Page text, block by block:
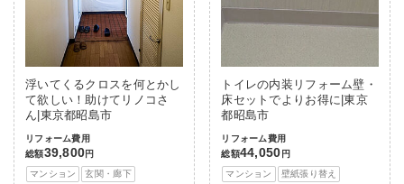
浮いてくるクロスを何とかし
て欲しい！助けてリノコさ
ん|東京都昭島市
リフォーム費用
総額39,800円
マンション
玄関・廊下
トイレの内装リフォーム壁・
床セットでよりお得に|東京
都昭島市
リフォーム費用
総額44,050 円
マンション
壁紙張り替え